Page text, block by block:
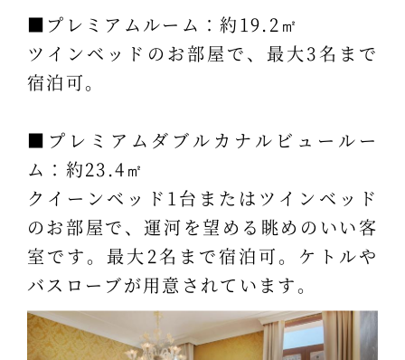
■プレミアムルーム：約19.2㎡
ツインベッドのお部屋で、最大3名まで
宿泊可。
■プレミアムダブルカナルビュールー
ム：約23.4㎡
クイーンベッド1台またはツインベッド
のお部屋で、運河を望める眺めのいい客
室です。最大2名まで宿泊可。ケトルや
バスローブが用意されています。